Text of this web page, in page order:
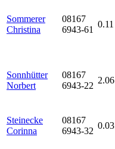
Sommerer
Christina
08167
6943-61
0.11
Sonnhütter
Norbert
08167
6943-22
2.06
Steinecke
Corinna
08167
6943-32
0.03